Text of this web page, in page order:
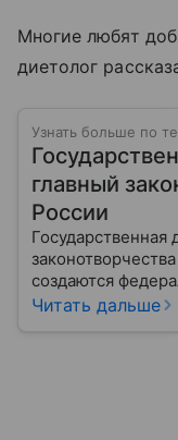
Многие любят
диетолог
Узнать больше по
главный
России
создаются
жизни каждого
Читать дальше